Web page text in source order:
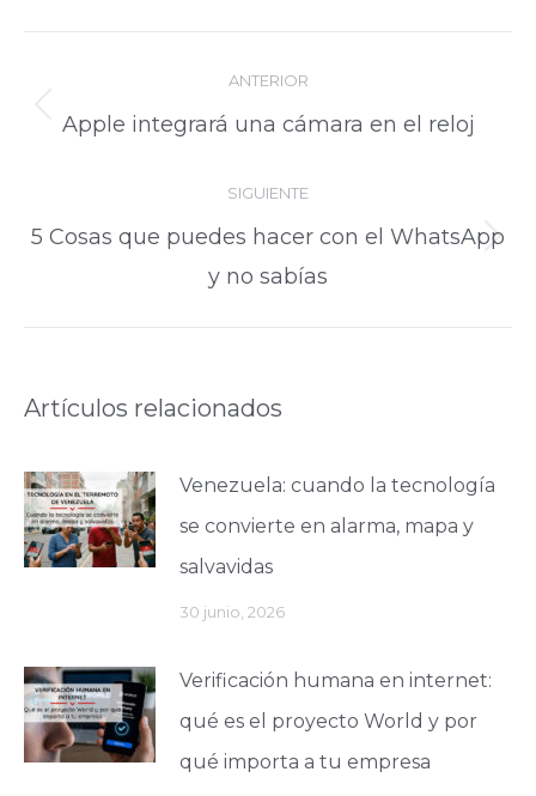
ANTERIOR
Publicación
Apple integrará una cámara en el reloj
SIGUIENTE
5 Cosas que puedes hacer con el WhatsApp
y no sabías
Artículos relacionados
Venezuela: cuando la tecnología
se convierte en alarma, mapa y
salvavidas
30 junio, 2026
Verificación humana en internet:
qué es el proyecto World y por
qué importa a tu empresa